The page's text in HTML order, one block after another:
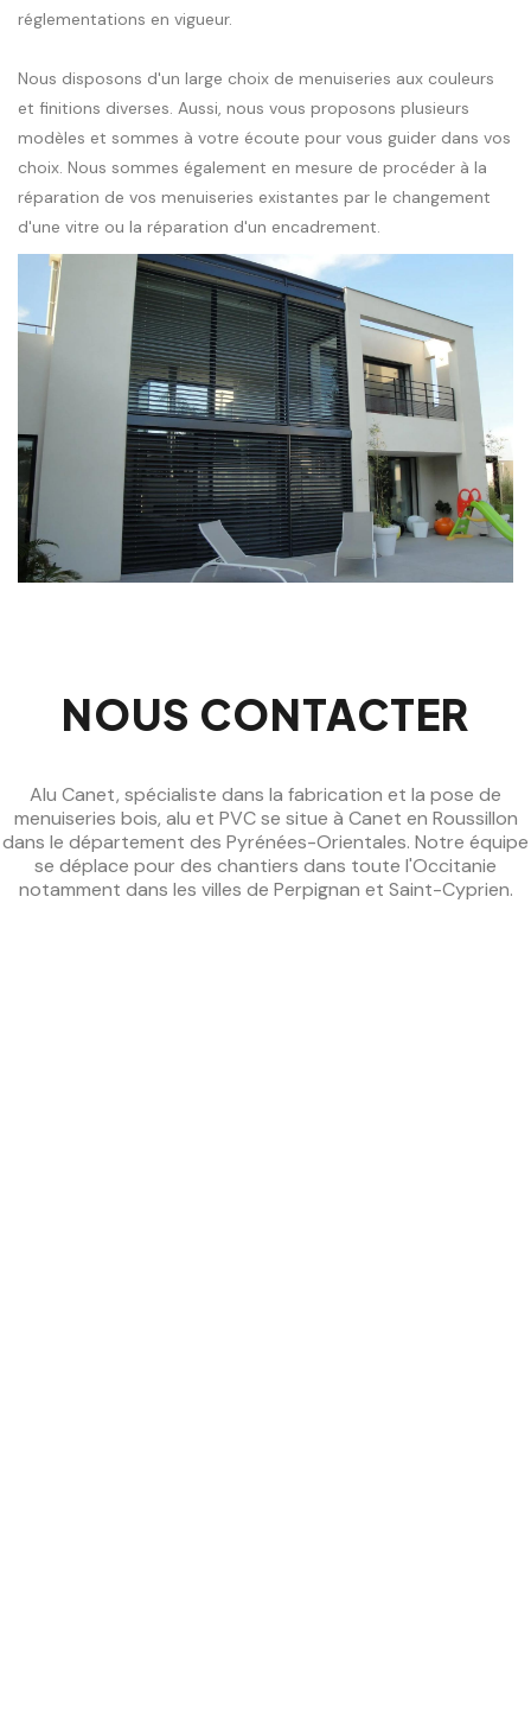
réglementations en vigueur.
Nous disposons d'un large choix de menuiseries aux couleurs
et finitions diverses. Aussi, nous vous proposons plusieurs
modèles et sommes à votre écoute pour vous guider dans vos
choix. Nous sommes également en mesure de procéder à la
réparation de vos menuiseries existantes par le changement
d'une vitre ou la réparation d'un encadrement.
NOUS CONTACTER
Alu Canet, spécialiste dans la fabrication et la pose de
menuiseries bois, alu et PVC se situe à Canet en Roussillon
dans le département des Pyrénées-Orientales. Notre équipe
se déplace pour des chantiers dans toute l'Occitanie
notamment dans les villes de Perpignan et Saint-Cyprien.